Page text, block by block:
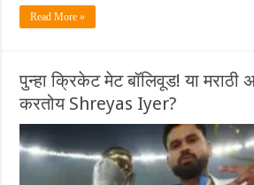
Read More »
पुन्हा क्रिकेट मेट बॉलिवूड! या मराठी
करतोय Shreyas Iyer?